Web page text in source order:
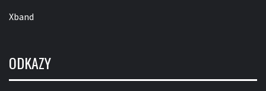
Xband
ODKAZY